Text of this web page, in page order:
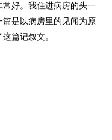
常好。我住进病房的头一
是以病房里的见闻为原
篇记叙文。